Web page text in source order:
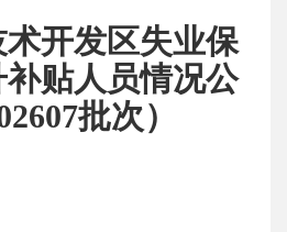
开发区失业保
补贴人员情况公
批次）